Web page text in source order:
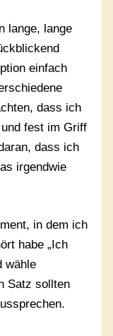
lange, lange
einfach
dass ich
fest im Griff
dass ich
irgendwie
in dem ich
habe „Ich
wähle
Satz sollten